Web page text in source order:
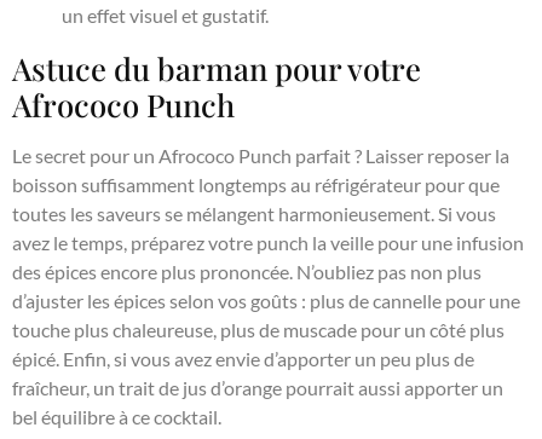
un effet visuel et gustatif.
Astuce du barman pour votre
Afrococo Punch
Le secret pour un Afrococo Punch parfait ? Laisser reposer la
boisson suffisamment longtemps au réfrigérateur pour que
toutes les saveurs se mélangent harmonieusement. Si vous
avez le temps, préparez votre punch la veille pour une infusion
des épices encore plus prononcée. N’oubliez pas non plus
d’ajuster les épices selon vos goûts : plus de cannelle pour une
touche plus chaleureuse, plus de muscade pour un côté plus
épicé. Enfin, si vous avez envie d’apporter un peu plus de
fraîcheur, un trait de jus d’orange pourrait aussi apporter un
bel équilibre à ce cocktail.